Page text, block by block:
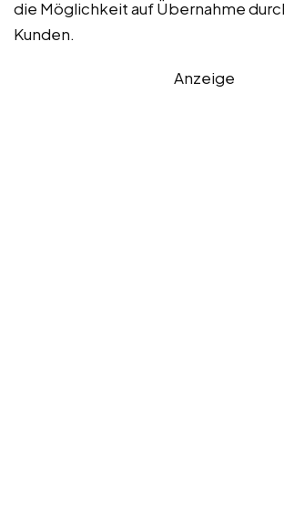
die Möglichkeit auf Übernahme
Kunden.
Anzeige